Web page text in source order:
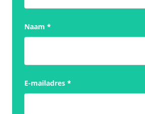
Naam *
E-mailadres *